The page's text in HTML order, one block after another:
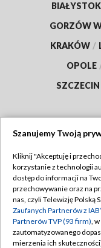
BIAŁYSTOK
GORZÓW
KRAKÓW /
OPOLE
SZCZECIN
Abonament TVP
Emisja w TVP
Centrum
Szanujemy Twoją
Kliknij "Akceptuję i
korzystanie z technologii
dostęp do informacji na
przechowywanie oraz na
nas, czyli Telewizję Polską
Zaufanych Partnerów z
Partnerów TVP (93 firm),
zautomatyzowanego
mierzenia ich